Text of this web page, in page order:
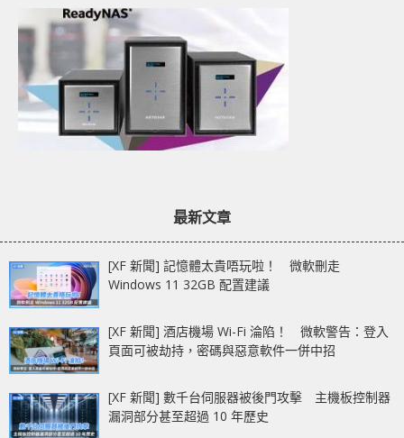
最新文章
[XF 新聞] 記憶體太貴唔玩啦！ 微軟刪走
Windows 11 32GB 配置建議
[XF 新聞] 酒店機場 Wi-Fi 淪陷！ 微軟警告：登入
頁面可被劫持，密碼與惡意軟件一併中招
[XF 新聞] 數千台伺服器被後門攻擊 主機板控制器
漏洞部分甚至超過 10 年歷史